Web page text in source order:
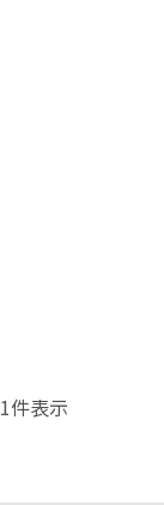
1件表示